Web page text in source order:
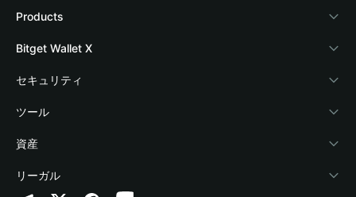
Bitget Walletについて
ブログ
アカデミー
暗号資産ニュース
Help Center
お問い合わせ
Products
Crypto Card
Stablecoin Earn
Payfi Crypto
Crypto Swap API
Altcoin Season Index
Bitget Wallet X
デベロッパー
ウォレットを接続
Bitget Wallet Pay
プロジェクトを掲載
セキュリティ
保護基金
セキュリティ技術
ツール
暗号資産を購入
認証検出
資産
Arbitrum
リーガル